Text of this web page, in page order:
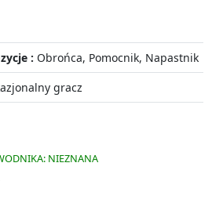
: Obrońca, Pomocnik, Napastnik
gracz
NIEZNANA